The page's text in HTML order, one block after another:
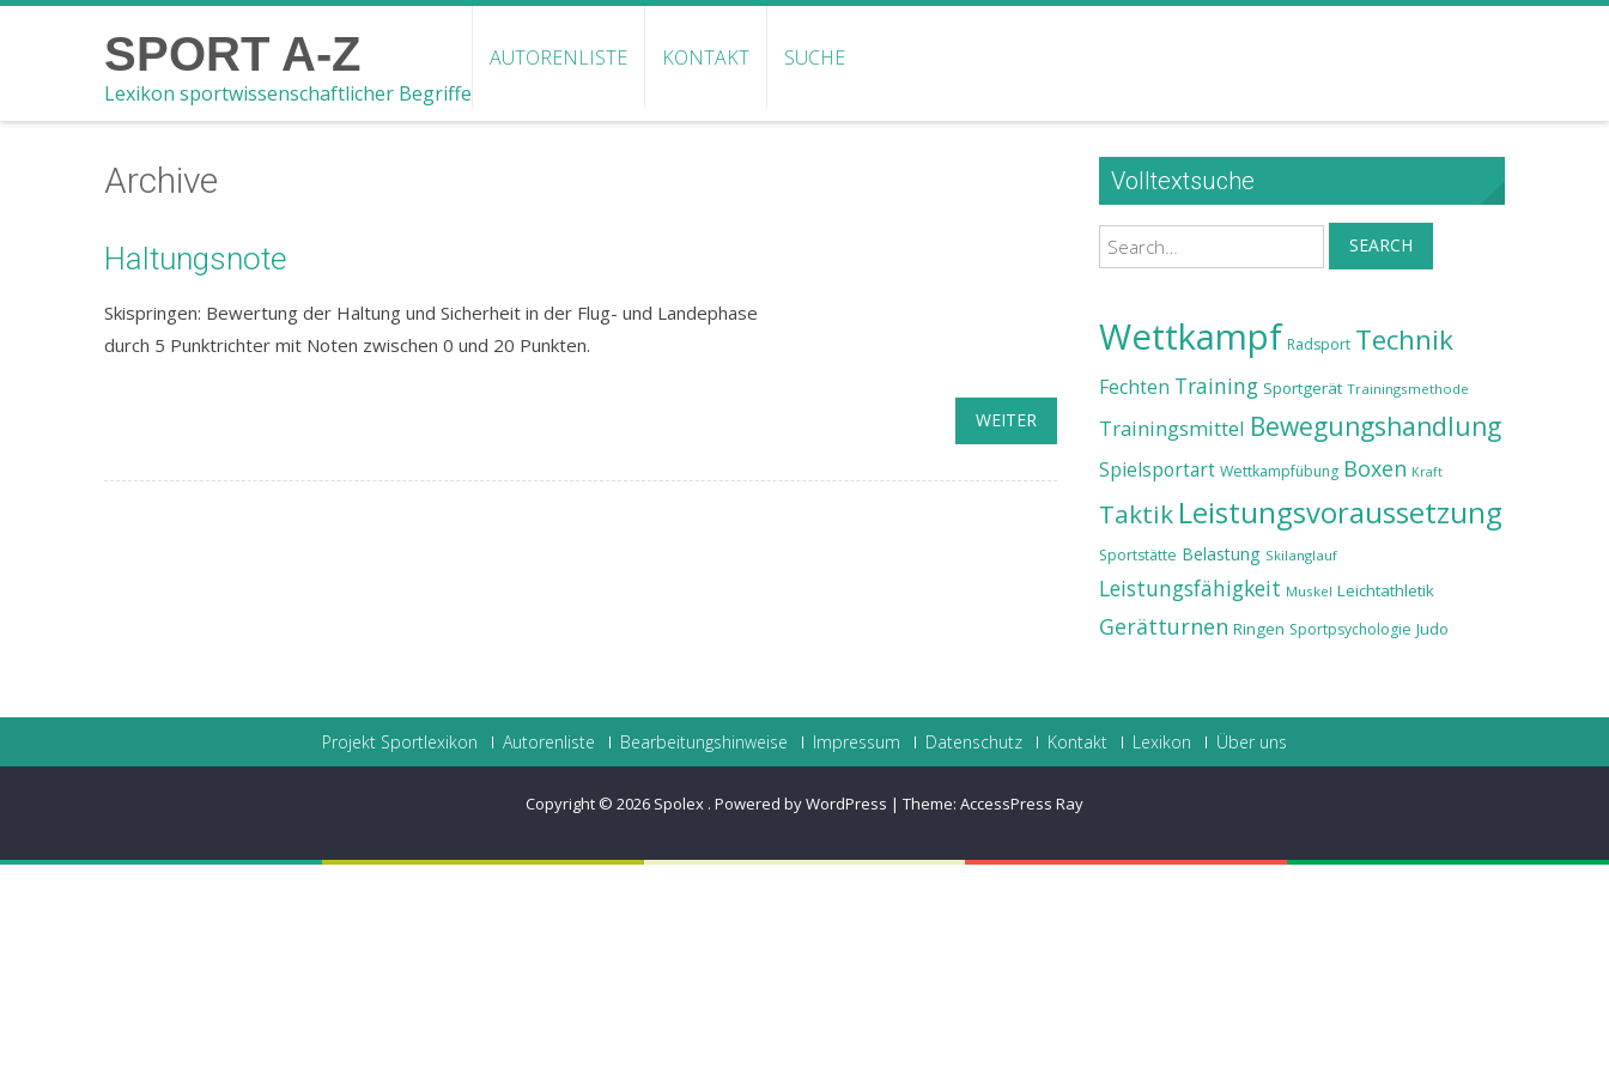
SPORT A-Z
Lexikon sportwissenschaftlicher Begriffe
AUTORENLISTE KONTAKT SUCHE
Archive
Haltungsnote
Skispringen: Bewertung der Haltung und Sicherheit in der Flug- und Landephase
durch 5 Punktrichter mit Noten zwischen 0 und 20 Punkten.
WEITER
Volltextsuche
Search SEARCH
Wettkampf Radsport Technik
Fechten Training Sportgerät Trainingsmethode
Trainingsmittel Bewegungshandlung
Spielsportart Wettkampfübung Boxen Kraft
Taktik Leistungsvoraussetzung
Sportstätte Belastung Skilanglauf
Leistungsfähigkeit Muskel Leichtathletik
Gerätturnen Ringen Sportpsychologie Judo
Projekt Sportlexikon Autorenliste Bearbeitungshinweise Impressum Datenschutz Kontakt Lexikon Über uns
Copyright © 2026 Spolex . Powered by WordPress | Theme: AccessPress Ray